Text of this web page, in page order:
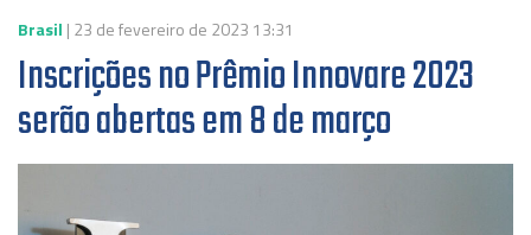
Brasil | 23 de fevereiro de 2023 13:31
Inscrições no Prêmio Innovare 2023
serão abertas em 8 de março